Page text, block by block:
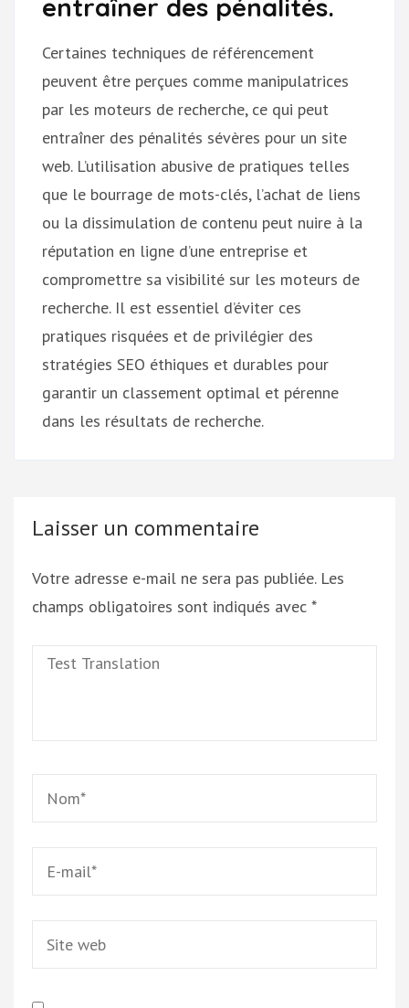
entraîner des pénalités.
Certaines techniques de référencement
peuvent être perçues comme manipulatrices
par les moteurs de recherche, ce qui peut
entraîner des pénalités sévères pour un site
web. L’utilisation abusive de pratiques telles
que le bourrage de mots-clés, l’achat de liens
ou la dissimulation de contenu peut nuire à la
réputation en ligne d’une entreprise et
compromettre sa visibilité sur les moteurs de
recherche. Il est essentiel d’éviter ces
pratiques risquées et de privilégier des
stratégies SEO éthiques et durables pour
garantir un classement optimal et pérenne
dans les résultats de recherche.
Laisser un commentaire
Votre adresse e-mail ne sera pas publiée. Les
champs obligatoires sont indiqués avec *
Test